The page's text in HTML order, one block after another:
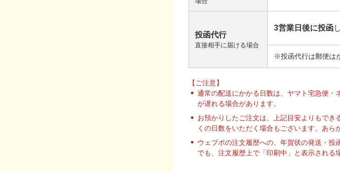
投函代行
直接相手に届ける場合
3営業日後に投函
※投函代行は郵便は
【ご注意】
通常の配送にかかる日数は、ヤマト宅急便・
が遅れる場合があります。
お預かりしたご注文は、上記目安よりもで
くの日数をいただく場合もございます。あら
ウェブポの注文履歴への、年賀状の発送・
でも、注文履歴上で「印刷中」と表示される